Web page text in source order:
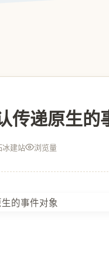
传递原生的
冰建站 浏览量